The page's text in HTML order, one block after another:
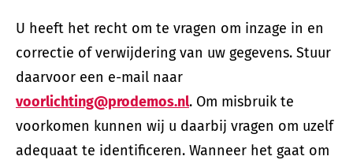
U heeft het recht om te vragen om inzage in en
correctie of verwijdering van uw gegevens. Stuur
daarvoor een e-mail naar
voorlichting@prodemos.nl. Om misbruik te
voorkomen kunnen wij u daarbij vragen om uzelf
adequaat te identificeren. Wanneer het gaat om